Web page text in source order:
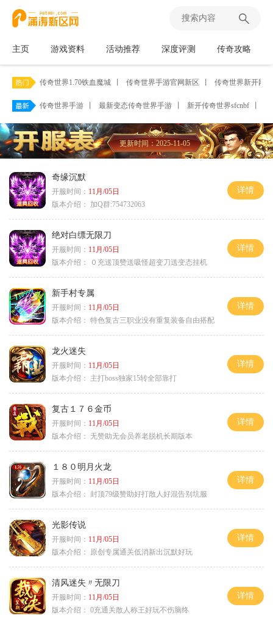
主页 游戏资料 活动推荐 深度评测 传奇攻略
传奇世界1.70铁血魔城 传奇世界手游官网新区 传奇世界新开网
传奇世界手游 最新变态传奇世界手游 新开传奇世界sfcnbf
更新时间：2025-11-05
奇缘沉默
开服时间： 11月/05日
版本介绍：
加Q群:754732063
详情
绝对白缥无限刀
开服时间： 11月/05日
版本介绍：
０充送顶赞送吸怪超变刀送变态挂机
详情
新手村专属
开服时间： 11月/05日
版本介绍： 特色复古三职业没有重复装备自由搭配
详情
龙火迷失
开服时间： 11月/05日
版本介绍：
主打boss独家15转全部靠打
详情
复古１７６金币
开服时间： 11月/05日
版本介绍： 无赞助无会员养老脱机长期版本
详情
１８０明月火龙
开服时间： 11月/05日
版本介绍： 封顶79级赞助好打散人好混告别坑服
详情
光影传说
开服时间： 11月/05日
版本介绍：
原创专属通关低消新出沉默好玩
详情
清风迷失〃无限刀
开服时间： 11月/05日
版本介绍： 0充通关散人称王好玩不伤脑终
详情